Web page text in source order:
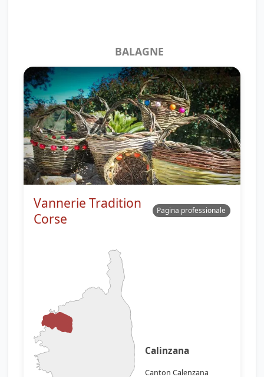
BALAGNE
Vannerie Tradition
Corse
Pagina professionale
Calinzana
Canton Calenzana